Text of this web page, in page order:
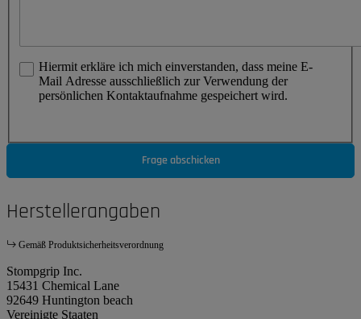
Hiermit erkläre ich mich einverstanden, dass meine E-
Mail Adresse ausschließlich zur Verwendung der
persönlichen Kontaktaufnahme gespeichert wird.
Frage abschicken
Herstellerangaben
Gemäß Produktsicherheitsverordnung
Stompgrip Inc.
15431 Chemical Lane
92649 Huntington beach
Vereinigte Staaten